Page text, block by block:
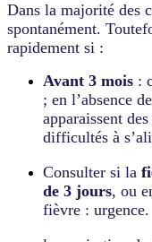
Dans la majorité des
spontanément.
rapidement si :
Avant 3 mois :
; en l’absence
apparaissent
difficultés à
Consulter si la
de 3 jours, ou
fièvre : urgence.